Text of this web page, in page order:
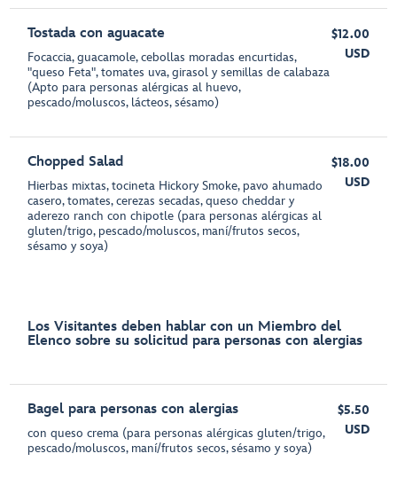
Tostada con aguacate
Focaccia, guacamole, cebollas moradas encurtidas,
"queso Feta", tomates uva, girasol y semillas de calabaza
(Apto para personas alérgicas al huevo,
pescado/moluscos, lácteos, sésamo)
$12.00
USD
Chopped Salad
Hierbas mixtas, tocineta Hickory Smoke, pavo ahumado
casero, tomates, cerezas secadas, queso cheddar y
aderezo ranch con chipotle (para personas alérgicas al
gluten/trigo, pescado/moluscos, maní/frutos secos,
sésamo y soya)
$18.00
USD
Los Visitantes deben hablar con un Miembro del
Elenco sobre su solicitud para personas con alergias
Bagel para personas con alergias
con queso crema (para personas alérgicas gluten/trigo,
pescado/moluscos, maní/frutos secos, sésamo y soya)
$5.50
USD